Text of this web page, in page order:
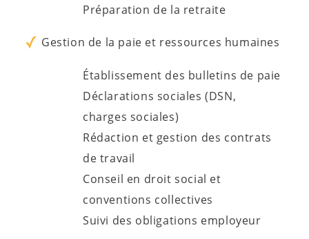
Préparation de la retraite
Gestion de la paie et ressources humaines
Établissement des bulletins de paie
Déclarations sociales (DSN,
charges sociales)
Rédaction et gestion des contrats
de travail
Conseil en droit social et
conventions collectives
Suivi des obligations employeur